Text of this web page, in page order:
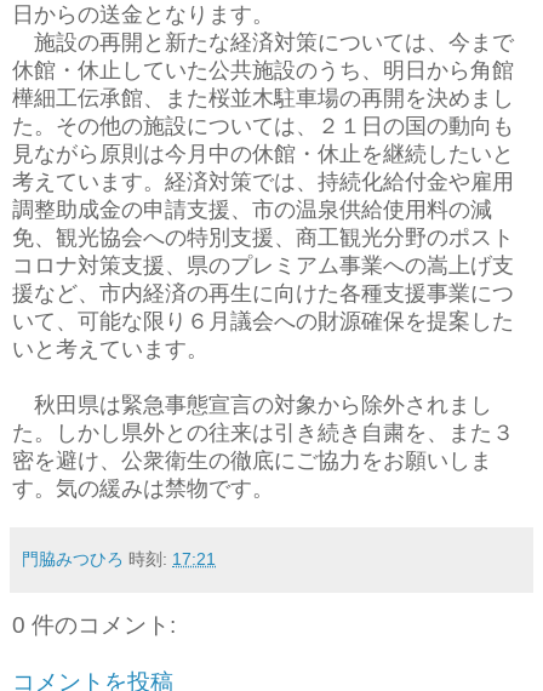
日からの送金となります。
施設の再開と新たな経済対策については、今まで
休館・休止していた公共施設のうち、明日から角館
樺細工伝承館、また桜並木駐車場の再開を決めまし
た。その他の施設については、２１日の国の動向も
見ながら原則は今月中の休館・休止を継続したいと
考えています。経済対策では、持続化給付金や雇用
調整助成金の申請支援、市の温泉供給使用料の減
免、観光協会への特別支援、商工観光分野のポスト
コロナ対策支援、県のプレミアム事業への嵩上げ支
援など、市内経済の再生に向けた各種支援事業につ
いて、可能な限り６月議会への財源確保を提案した
いと考えています。
秋田県は緊急事態宣言の対象から除外されまし
た。しかし県外との往来は引き続き自粛を、また３
密を避け、公衆衛生の徹底にご協力をお願いしま
す。気の緩みは禁物です。
門脇みつひろ 時刻: 17:21
0 件のコメント:
コメントを投稿